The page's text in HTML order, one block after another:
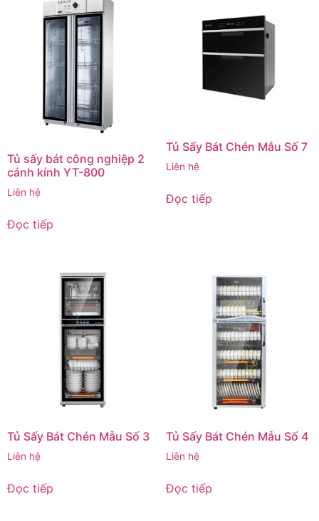
Tủ sấy bát công nghiệp 2
cánh kính YT-800
Liên hệ
Đọc tiếp
Tủ Sấy Bát Chén Mẫu Số 7
Liên hệ
Đọc tiếp
Tủ Sấy Bát Chén Mẫu Số 3
Liên hệ
Đọc tiếp
Tủ Sấy Bát Chén Mẫu Số 4
Liên hệ
Đọc tiếp